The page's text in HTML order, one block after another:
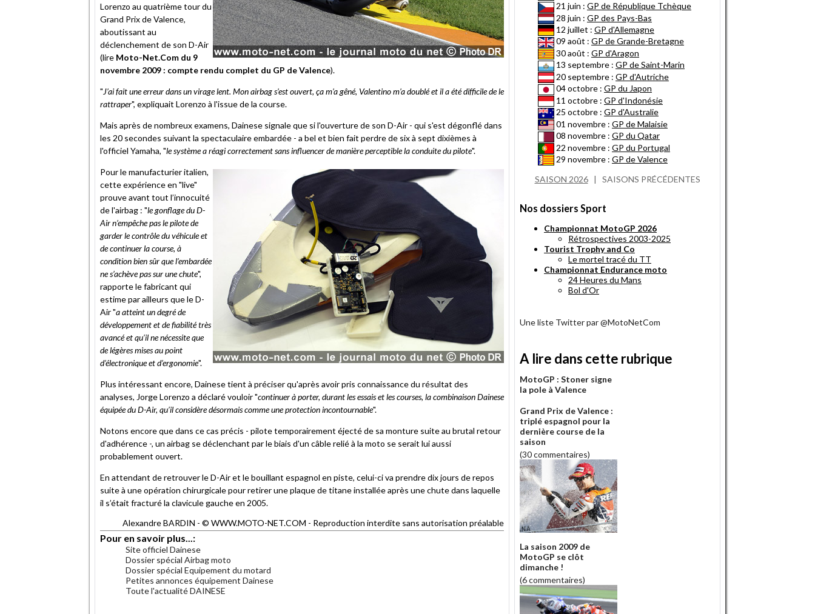
Lorenzo au quatrième tour du
Grand Prix de Valence,
aboutissant au
déclenchement de son D-Air
(lire Moto-Net.Com du 9
novembre 2009 : compte rendu complet du GP de Valence).
"J’ai fait une erreur dans un virage lent. Mon airbag s’est ouvert, ça m’a gêné, Valentino m’a doublé et il a été difficile de le
rattraper", expliquait Lorenzo à l'issue de la course.
Mais après de nombreux examens, Dainese signale que si l'ouverture de son D-Air - qui s'est dégonflé dans
les 20 secondes suivant la spectaculaire embardée - a bel et bien fait perdre de six à sept dixièmes à
l'officiel Yamaha, "le système a réagi correctement sans influencer de manière perceptible la conduite du pilote".
Pour le manufacturier italien,
cette expérience en "live"
prouve avant tout l’innocuité
de l'airbag : "le gonflage du D-
Air n’empêche pas le pilote de
garder le contrôle du véhicule et
de continuer la course, à
condition bien sûr que l’embardée
ne s’achève pas sur une chute",
rapporte le fabricant qui
estime par ailleurs que le D-
Air "a atteint un degré de
développement et de fiabilité très
avancé et qu’il ne nécessite que
de légères mises au point
d’électronique et d’ergonomie".
Plus intéressant encore, Dainese tient à préciser qu'après avoir pris connaissance du résultat des
analyses, Jorge Lorenzo a déclaré vouloir "continuer à porter, durant les essais et les courses, la combinaison Dainese
équipée du D-Air, qu’il considère désormais comme une protection incontournable".
Notons encore que dans ce cas précis - pilote temporairement éjecté de sa monture suite au brutal retour
d'adhérence -, un airbag se déclenchant par le biais d'un câble relié à la moto se serait lui aussi
probablement ouvert.
En attendant de retrouver le D-Air et le bouillant espagnol en piste, celui-ci va prendre dix jours de repos
suite à une opération chirurgicale pour retirer une plaque de titane installée après une chute dans laquelle
il s’était fracturé la clavicule gauche en 2005.
Alexandre BARDIN - © WWW.MOTO-NET.COM - Reproduction interdite sans autorisation préalable
Pour en savoir plus...:
Site officiel Dainese
Dossier spécial Airbag moto
Dossier spécial Equipement du motard
Petites annonces équipement Dainese
Toute l'actualité DAINESE
21 juin : GP de République Tchèque
28 juin : GP des Pays-Bas
12 juillet : GP d'Allemagne
09 août : GP de Grande-Bretagne
30 août : GP d'Aragon
13 septembre : GP de Saint-Marin
20 septembre : GP d'Autriche
04 octobre : GP du Japon
11 octobre : GP d'Indonésie
25 octobre : GP d'Australie
01 novembre : GP de Malaisie
08 novembre : GP du Qatar
22 novembre : GP du Portugal
29 novembre : GP de Valence
SAISON 2026| SAISONS PRÉCÉDENTES
Nos dossiers Sport
Championnat MotoGP 2026
Rétrospectives 2003-2025
Tourist Trophy and Co
Le mortel tracé du TT
Championnat Endurance moto
24 Heures du Mans
Bol d'Or
Une liste Twitter par @MotoNetCom
A lire dans cette rubrique
MotoGP : Stoner signe
la pole à Valence
Grand Prix de Valence :
triplé espagnol pour la
dernière course de la
saison
(30 commentaires)
La saison 2009 de
MotoGP se clôt
dimanche !
(6 commentaires)